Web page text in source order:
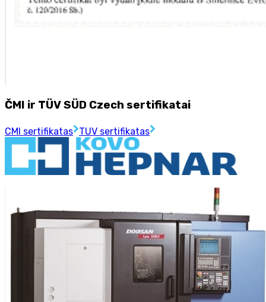
ČMI ir TÜV SÜD Czech sertifikatai
CMI sertifikatas TUV sertifikatas